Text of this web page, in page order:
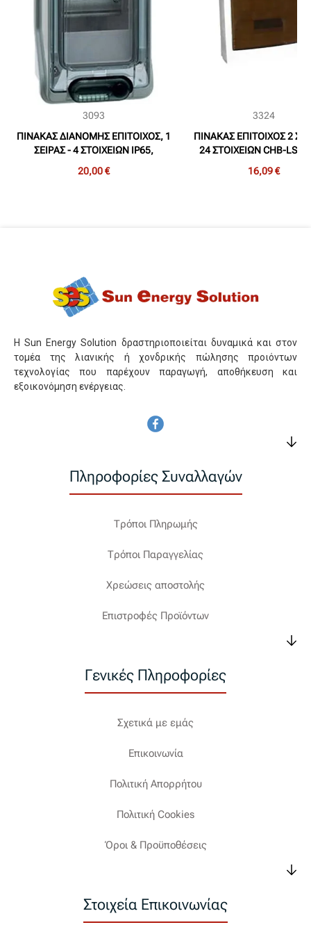
3093
ΠΙΝΑΚΑΣ ΔΙΑΝΟΜΗΣ ΕΠΙΤΟΙΧΟΣ, 1
ΣΕΙΡΑΣ - 4 ΣΤΟΙΧΕΙΩΝ IP65,
20,00 €
3324
ΠΙΝΑΚΑΣ ΕΠΙΤΟΙΧΟΣ 2
24 ΣΤΟΙΧΕΙΩΝ CHB-LS
16,09 €
Η Sun Energy Solution δραστηριοποιείται δυναμικά και στον
τομέα της λιανικής ή χονδρικής πώλησης προιόντων
τεχνολογίας που παρέχουν παραγωγή, αποθήκευση και
εξοικονόμηση ενέργειας.
Πληροφορίες Συναλλαγών
Τρόποι Πληρωμής
Τρόποι Παραγγελίας
Χρεώσεις αποστολής
Επιστροφές Προϊόντων
Γενικές Πληροφορίες
Σχετικά με εμάς
Επικοινωνία
Πολιτική Απορρήτου
Πολιτική Cookies
Όροι & Προϋποθέσεις
Στοιχεία Επικοινωνίας